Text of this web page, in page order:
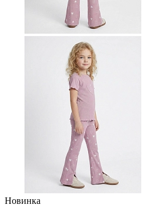
Новинка